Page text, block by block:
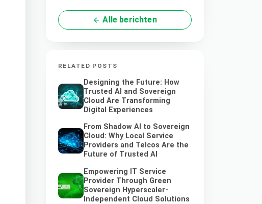
Alle berichten
RELATED POSTS
Designing the Future: How
Trusted AI and Sovereign
Cloud Are Transforming
Digital Experiences
From Shadow AI to Sovereign
Cloud: Why Local Service
Providers and Telcos Are the
Future of Trusted AI
Empowering IT Service
Provider Through Green
Sovereign Hyperscaler-
Independent Cloud Solutions